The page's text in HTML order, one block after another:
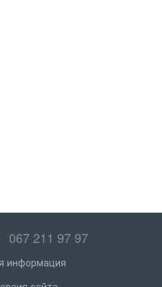
067 211 97 97
информация